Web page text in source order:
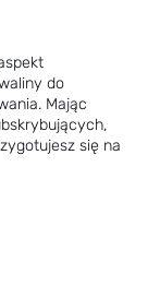
do
Mając
się na